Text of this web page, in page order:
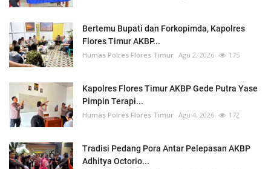
Bertemu Bupati dan Forkopimda, Kapolres
Flores Timur AKBP...
Humas Polres Flores Timur Agu 2, 2026 175
Kapolres Flores Timur AKBP Gede Putra Yase
Pimpin Terapi...
Humas Polres Flores Timur Agu 4, 2026 172
Tradisi Pedang Pora Antar Pelepasan AKBP
Adhitya Octorio...